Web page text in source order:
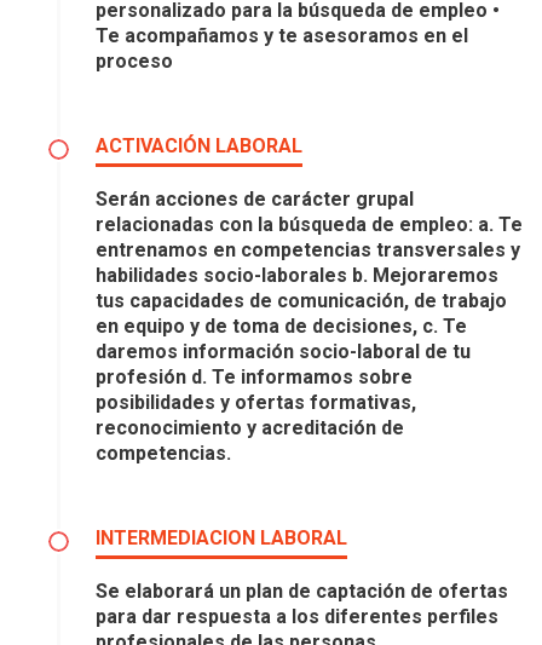
personalizado para la búsqueda de empleo •
Te acompañamos y te asesoramos en el
proceso
ACTIVACIÓN LABORAL
Serán acciones de carácter grupal
relacionadas con la búsqueda de empleo: a. Te
entrenamos en competencias transversales y
habilidades socio-laborales b. Mejoraremos
tus capacidades de comunicación, de trabajo
en equipo y de toma de decisiones, c. Te
daremos información socio-laboral de tu
profesión d. Te informamos sobre
posibilidades y ofertas formativas,
reconocimiento y acreditación de
competencias.
INTERMEDIACION LABORAL
Se elaborará un plan de captación de ofertas
para dar respuesta a los diferentes perfiles